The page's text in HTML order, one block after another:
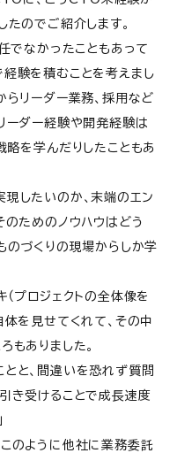
たのでご紹介します。
でなかったこともあって
験を積むことを考えまし
らリーダー業務、採用など
ーダー経験や開発経験は
略を学んだりしたこともあ
したいのか、末端のエン
のためのノウハウはどう
のづくりの現場からしか学
プロジェクトの全体像を
体を見せてくれて、その中
もありました。
と、間違いを恐れず質問
き受けることで成長速度
のように他社に業務委託